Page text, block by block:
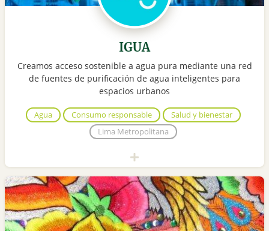
IGUA
Creamos acceso sostenible a agua pura mediante una red
de fuentes de purificación de agua inteligentes para
espacios urbanos
Agua Consumo responsable
Salud y bienestar
Lima Metropolitana